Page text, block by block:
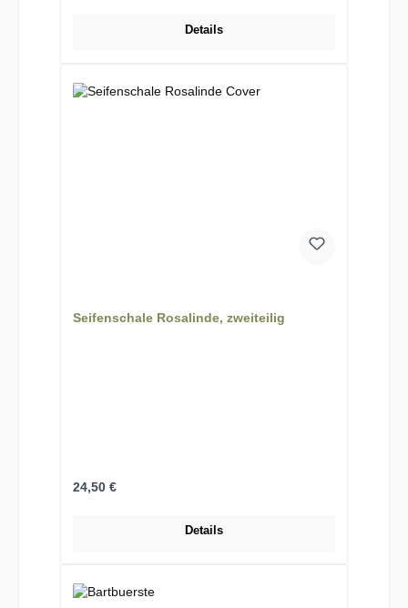
Details
Seifenschale Rosalinde, zweiteilig
Regulärer Preis:
24,50 €
Details